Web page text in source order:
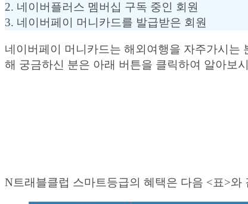
2. 네이버플러스 멤버십 구독 중인 회원
3. 네이버페이 머니카드를 발급받은 회원
네이버페이 머니카드는 해외여행을 자주가시는
해 궁금하신 분은 아래 버튼을 클릭하여 알아보
N트래블클럽 스마트등급의 혜택은 다음 <표>와